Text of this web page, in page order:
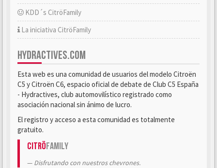
KDD´s CitröFamily
La iniciativa CitröFamily
HYDRACTIVES.COM
Esta web es una comunidad de usuarios del modelo Citroën
C5 y Citroën C6, espacio oficial de debate de Club C5 España
- Hydractives, club automovilístico registrado como
asociación nacional sin ánimo de lucro.
El registro y acceso a esta comunidad es totalmente
gratuito.
CitröFamily
Disfrutando con nuestros chevrones.